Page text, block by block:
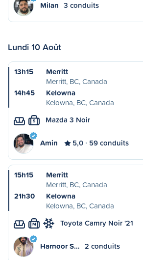
Milan 3 conduits
Lundi 10 Août
13h15
Merritt
Merritt, BC, Canada
14h45
Kelowna
Kelowna, BC, Canada
S Mazda 3 Noir
Amin 5,0 59 conduits
15h15
Merritt
Merritt, BC, Canada
21h30
Kelowna
Kelowna, BC, Canada
M Toyota Camry Noir '21
Harnoor S… 2 conduits